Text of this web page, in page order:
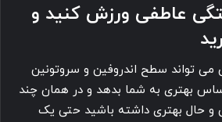
عاطفی ورزش کنید و
تواند سطح اندروفین و سروتونین
بهتری به شما بدهد و در همان چند
حال بهتری داشته باشید حتی یک